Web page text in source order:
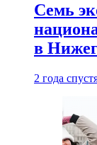
Семь
в
2 года